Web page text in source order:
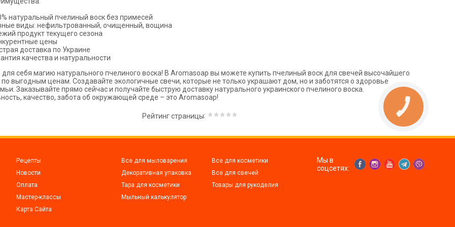
натуральный пчелиный воск без примесей
виды: нефильтрованный, очищенный, вощина
продукт текущего сезона
цены
доставка по Украине
качества и натуральности
для себя магию натурального пчелиного воска! В Aromasoap вы можете купить пчелиный воск для свечей высочайшего
по выгодным ценам. Создавайте экологичные свечи, которые не только украшают дом, но и заботятся о здоровье
Заказывайте прямо сейчас и получайте быструю доставку натурального украинского пчелиного воска.
качество, забота об окружающей среде – это Aromasoap!
Рейтинг страницы:
Рецепты
Новости
Оплата
Мастер-классы
Карта Сайта
Все для мыловарения
Все для косметики
Декоративная упаковка
Все для свечей
Тара для косметики
Товары для рукоделия
Мыльный калькулятор
Мы в
соцсетях: